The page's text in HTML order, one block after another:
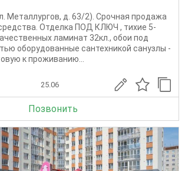
Металлургов, д. 63/2). Срочная продажа
Отделка ПОД КЛЮЧ , тихие 5-
ламинат 32кл., обои под
оборудованные сантехникой санузлы -
к проживанию...
25.06
Позвонить